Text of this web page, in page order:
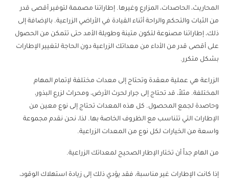
المحاريث، الحاصدات، المزارع وغيرها. إطاراتنا مصممة لتوفير أقصى قدر
من الثبات والتحكم والراحة أثناء القيادة في الأراضي الزراعية. بالإضافة إلى
ذلك، إطاراتنا مصنوعة لتكون متينة وطويلة الأمد حتى تتمكن من الحصول
على أقصى قدر من الأداء من معداتك الزراعية دون الحاجة لتغيير الإطارات
بشكل متكرر.
الزراعة هي عملية معقدة وتحتاج إلى معدات مختلفة لإتمام المهام
المختلفة. مثلاً، قد تحتاج إلى جرار لحرث الأرض، ومحراث لزرع البذور،
وحاصدة لجمع المحصول. كل هذه المعدات تحتاج إلى نوع معين من
الإطارات التي تتناسب مع الظروف الخاصة بها. لذا، نحن نقدم مجموعة
واسعة من الخيارات لكل نوع من المعدات الزراعية.
من الهام جداً أن تختار الإطار الصحيح لمعداتك الزراعية.
إذا كانت الإطارات غير مناسبة، فقد يؤدي ذلك إلى زيادة استهلاك الوقود،